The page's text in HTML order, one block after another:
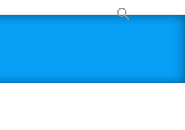
Keresés
erre: